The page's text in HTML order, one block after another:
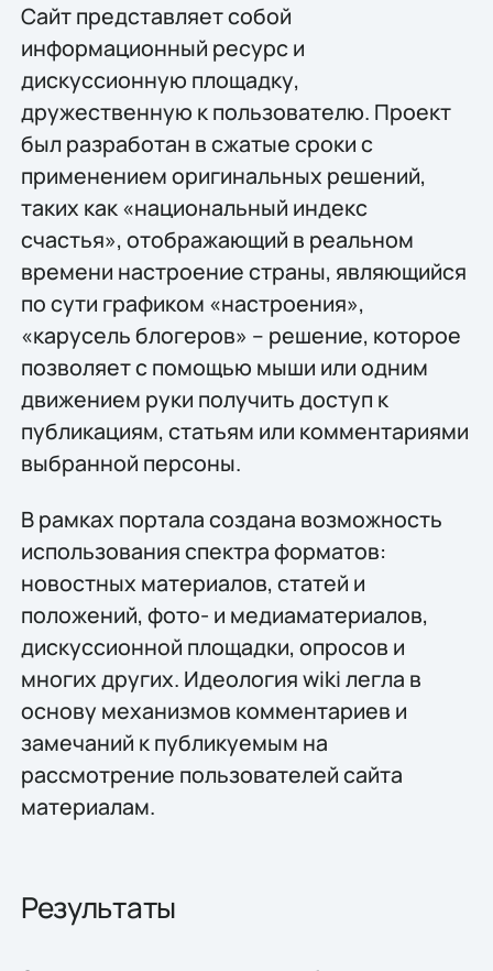
Сайт представляет собой
информационный ресурс и
дискуссионную площадку,
дружественную к пользователю. Проект
был разработан в сжатые сроки с
применением оригинальных решений,
таких как «национальный индекс
счастья», отображающий в реальном
времени настроение страны, являющийся
по сути графиком «настроения»,
«карусель блогеров» – решение, которое
позволяет с помощью мыши или одним
движением руки получить доступ к
публикациям, статьям или комментариями
выбранной персоны.
В рамках портала создана возможность
использования спектра форматов:
новостных материалов, статей и
положений, фото- и медиаматериалов,
дискуссионной площадки, опросов и
многих других. Идеология wiki легла в
основу механизмов комментариев и
замечаний к публикуемым на
рассмотрение пользователей сайта
материалам.
Результаты